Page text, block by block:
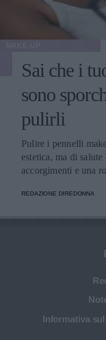
Sai che i
sono
pulirli
Pulire i pennelli
estetica, ma di
accorgimenti e una
più sana e
REDAZIONE DIREDONNA
Informativa